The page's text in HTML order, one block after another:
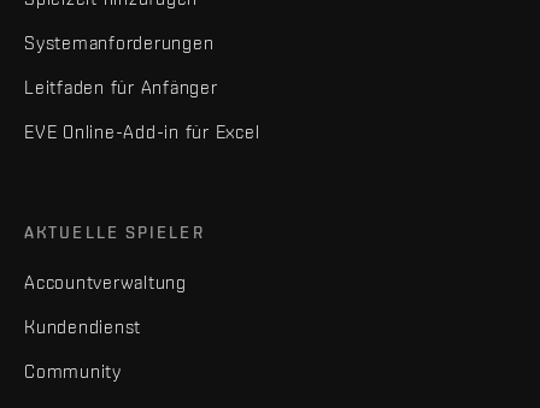
Systemanforderungen
Leitfaden für Anfänger
EVE Online-Add-in für Excel
AKTUELLE SPIELER
Accountverwaltung
Kundendienst
Community